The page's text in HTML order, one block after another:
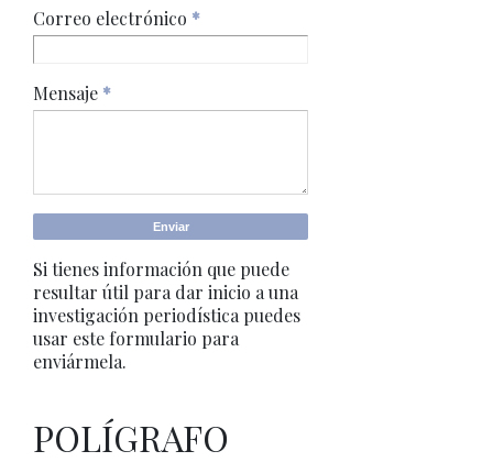
Correo electrónico *
Mensaje *
Si tienes información que puede
resultar útil para dar inicio a una
investigación periodística puedes
usar este formulario para
enviármela.
POLÍGRAFO